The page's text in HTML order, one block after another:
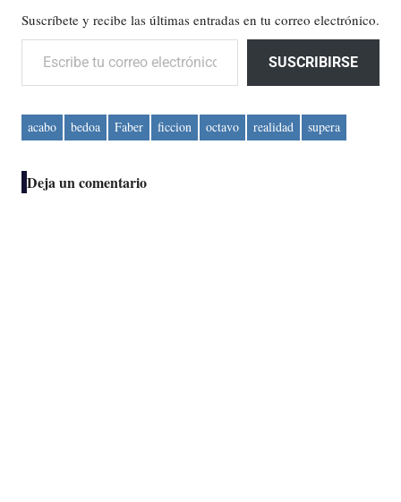
Suscríbete y recibe las últimas entradas en tu correo electrónico.
Escribe tu correo electrónico…
SUSCRIBIRSE
acabo bedoa Faber ficcion octavo realidad supera
Deja un comentario